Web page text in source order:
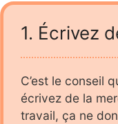
Écrivez
C’est le conseil
écrivez de la
travail, ça ne